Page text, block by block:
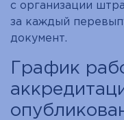
с организации
за каждый
документ.
График